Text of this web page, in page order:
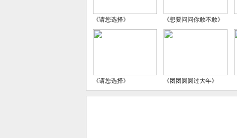
《请您选择》 《想要问问你敢不敢》
《请您选择》 《团团圆圆过大年》